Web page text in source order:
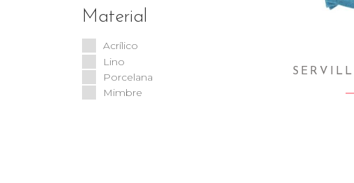
Material
Acrílico
Lino
Porcelana
Mimbre